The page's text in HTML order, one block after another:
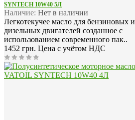
SYNTECH 10W40 5Л
Наличие: Нет в наличии
Легкотекучее масло для бензиновых и
дизельных двигателей созданное с
использованием современного пак..
1452 грн. Цена с учётом НДС